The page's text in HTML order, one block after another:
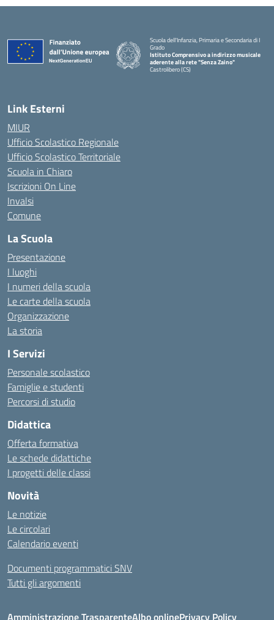
Scuola dell'Infanzia, Primaria e Secondaria di I
Grado
Istituto Comprensivo a indirizzo musicale
aderente alla rete "Senza Zaino"
Castrolibero (CS)
Link Esterni
MIUR
Ufficio Scolastico Regionale
Ufficio Scolastico Territoriale
Scuola in Chiaro
Iscrizioni On Line
Invalsi
Comune
La Scuola
Presentazione
I luoghi
I numeri della scuola
Le carte della scuola
Organizzazione
La storia
I Servizi
Personale scolastico
Famiglie e studenti
Percorsi di studio
Didattica
Offerta formativa
Le schede didattiche
I progetti delle classi
Novità
Le notizie
Le circolari
Calendario eventi
Documenti programmatici SNV
Tutti gli argomenti
Amministrazione TrasparenteAlbo onlinePrivacy Policy